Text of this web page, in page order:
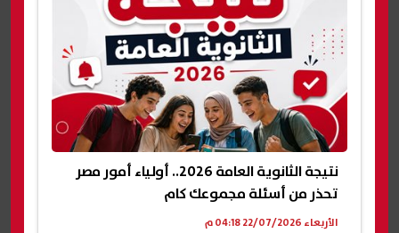
نتيجة الثانوية العامة 2026.. أولياء أمور مصر
تحذر من أسئلة مجموعك كام
الأربعاء 22/07/2026 04:18 م